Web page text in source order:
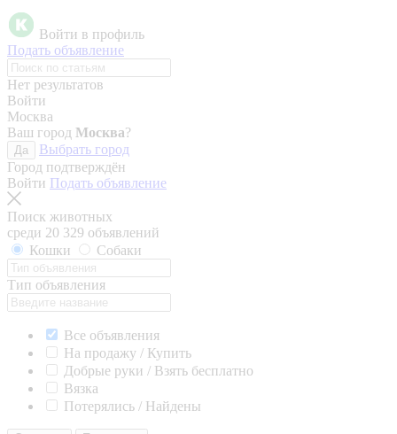
Войти в профиль
Подать объявление
Нет результатов
Войти
Москва
Ваш город Москва?
Да
Выбрать город
Город подтверждён
Войти Подать объявление
Поиск животных
среди 20 329 объявлений
Кошки
Собаки
Тип объявления
Все объявления
На продажу / Купить
Добрые руки / Взять бесплатно
Вязка
Потерялись / Найдены